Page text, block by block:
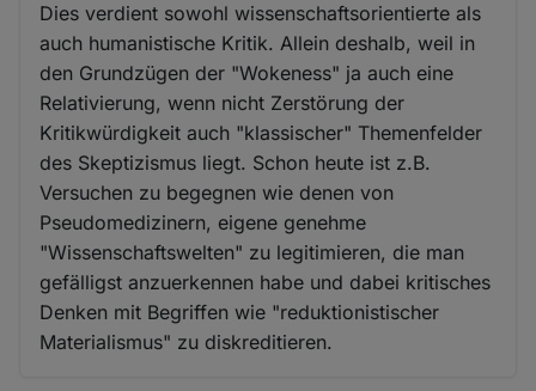
Dies verdient sowohl wissenschaftsorientierte als
auch humanistische Kritik. Allein deshalb, weil in
den Grundzügen der "Wokeness" ja auch eine
Relativierung, wenn nicht Zerstörung der
Kritikwürdigkeit auch "klassischer" Themenfelder
des Skeptizismus liegt. Schon heute ist z.B.
Versuchen zu begegnen wie denen von
Pseudomedizinern, eigene genehme
"Wissenschaftswelten" zu legitimieren, die man
gefälligst anzuerkennen habe und dabei kritisches
Denken mit Begriffen wie "reduktionistischer
Materialismus" zu diskreditieren.